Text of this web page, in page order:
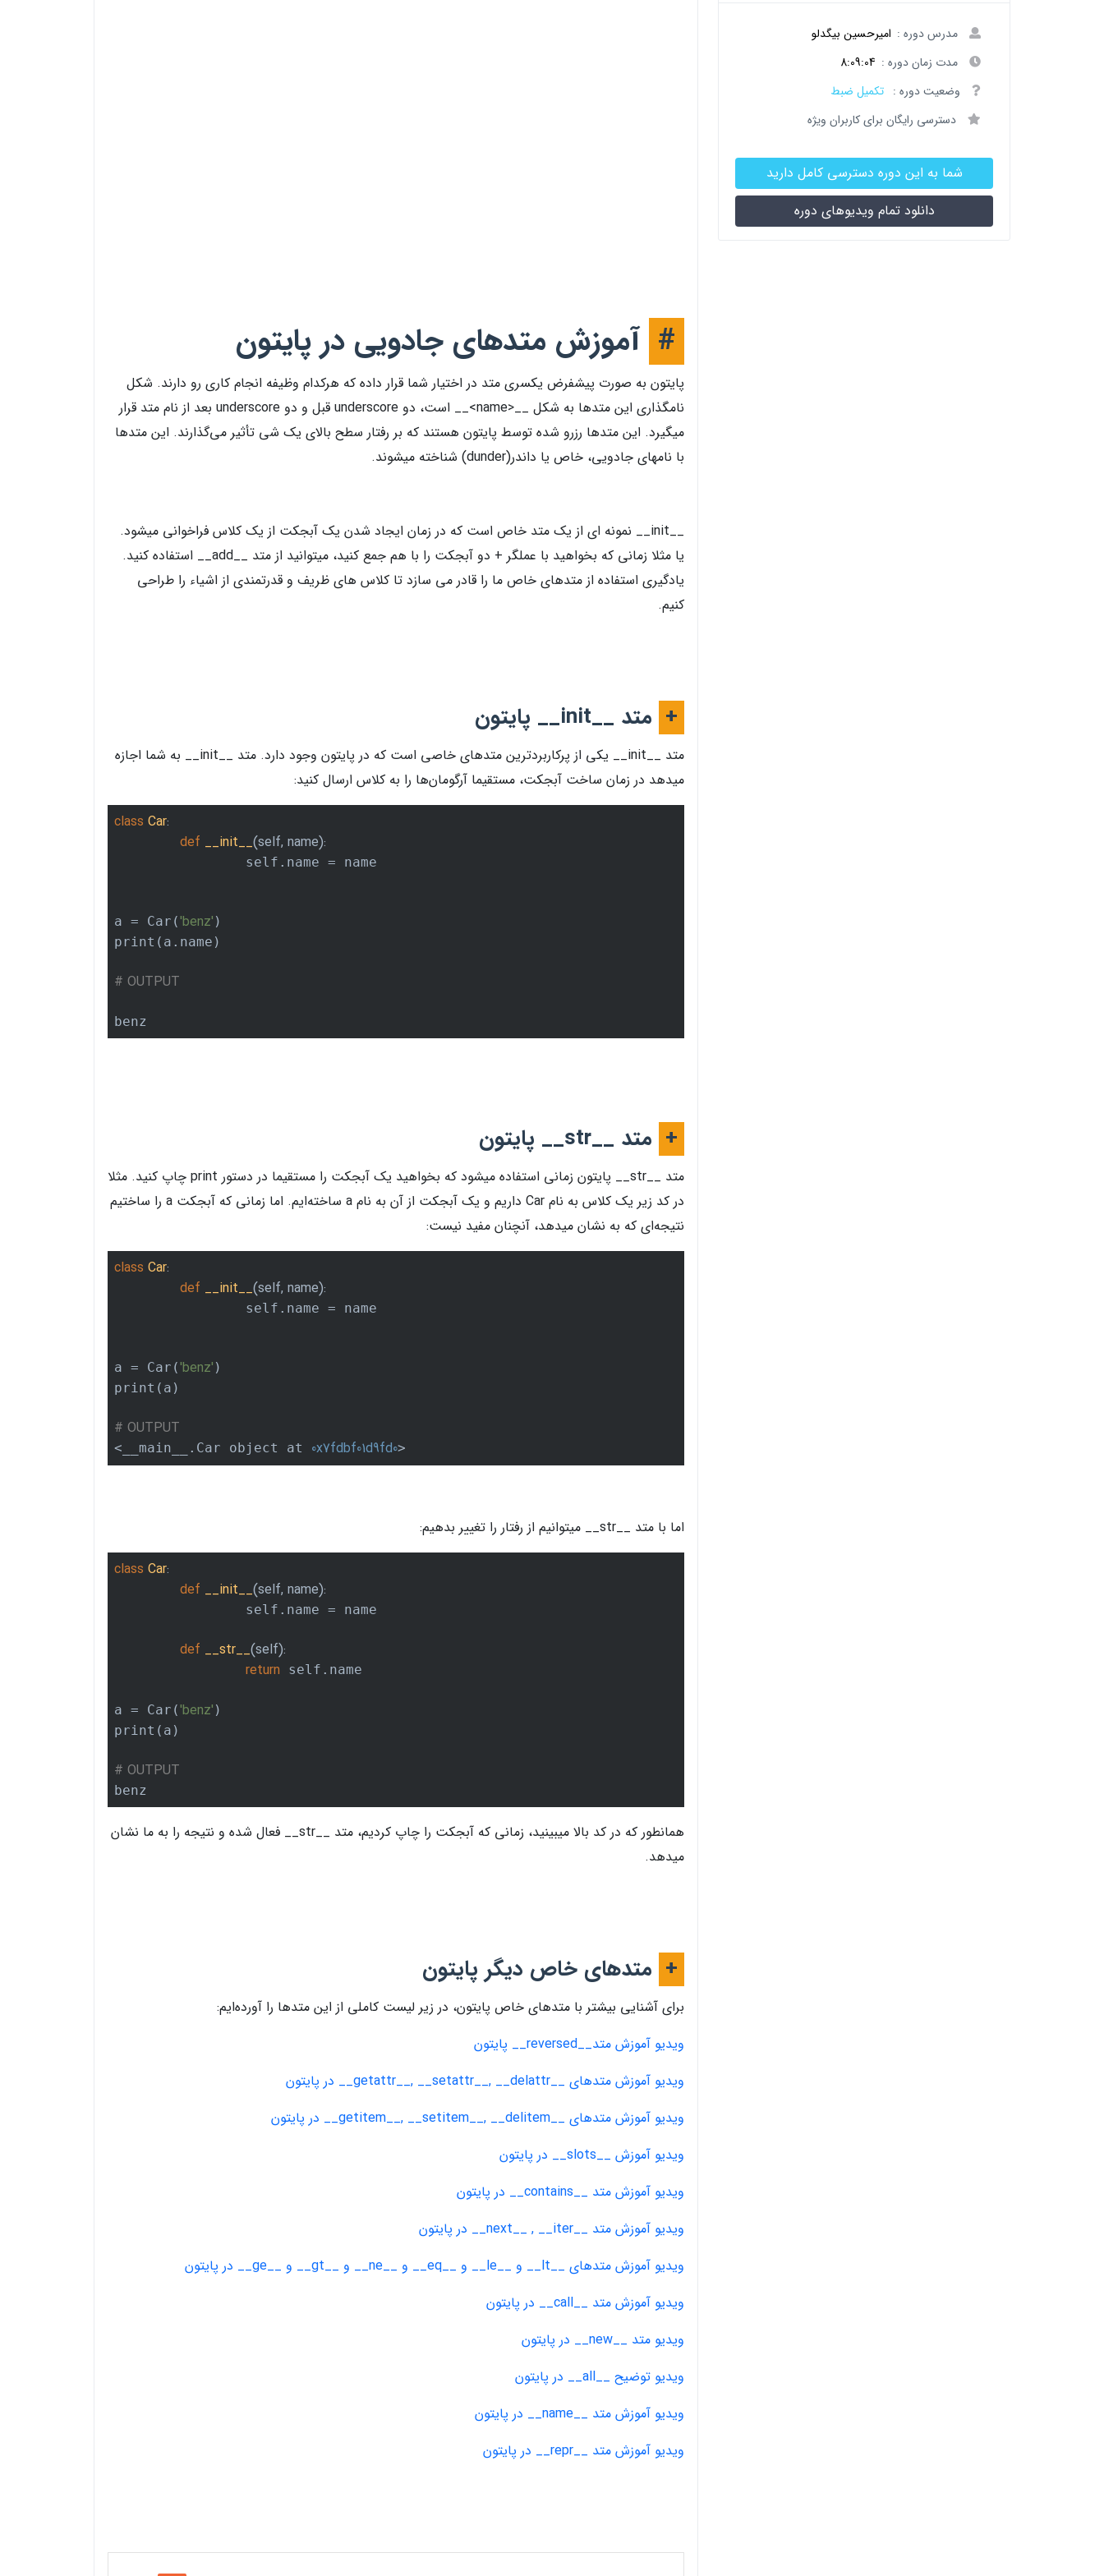
مدرس دوره : امیرحسین بیگدلو
مدت زمان دوره : 8:09:04
وضعیت دوره : تکمیل ضبط
دسترسی رایگان برای کاربران ویژه
شما به این دوره دسترسی کامل دارید
دانلود تمام ویدیوهای دوره
# آموزش متدهای جادویی در پایتون
پایتون به صورت پیشفرض یکسری متد در اختیار شما قرار داده که هرکدام وظیفه انجام کاری رو دارند. شکل
نامگذاری این متدها به شکل __<name>__ است، دو underscore قبل و دو underscore بعد از نام متد قرار
میگیرد. این متدها رزرو شده توسط پایتون هستند که بر رفتار سطح بالای یک شی تأثیر می‌گذارند. این متدها
با نامهای جادویی، خاص یا داندر(dunder) شناخته میشوند.
__init__ نمونه ای از یک متد خاص است که در زمان ایجاد شدن یک آبجکت از یک کلاس فراخوانی میشود.
یا مثلا زمانی که بخواهید با عملگر + دو آبجکت را با هم جمع کنید،‌ میتوانید از متد __add__ استفاده کنید.
یادگیری استفاده از متدهای خاص ما را قادر می سازد تا کلاس های ظریف و قدرتمندی از اشیاء را طراحی
کنیم.
+ متد __init__ پایتون
متد __init__ یکی از پرکاربردترین متدهای خاصی است که در پایتون وجود دارد. متد __init__ به شما اجازه
میدهد در زمان ساخت آبجکت، مستقیما آرگومان‌ها را به کلاس‌ ارسال کنید:
class Car:
def __init__(self, name):
a = Car('benz' )
print(a.name)
# OUTPUT
benz
+ متد __str__ پایتون
متد __str__ پایتون زمانی استفاده میشود که بخواهید یک آبجکت را مستقیما در دستور print چاپ کنید. مثلا
در کد زیر یک کلاس به نام Car داریم و یک آبجکت از آن به نام a ساخته‌ایم. اما زمانی که آبجکت a را ساختیم
نتیجه‌ای که به نشان میدهد، آنچنان مفید نیست:
class Car:
def __init__(self, name):
a = Car('benz' )
print(a)
# OUTPUT
<__main__.Car object at 0x7fdbf01d9fd0
اما با متد __str__ میتوانیم از رفتار را تغییر بدهیم:
class Car:
def __init__(self, name):
def __str__(self):
return self.name
a = Car('benz' )
print(a)
# OUTPUT
benz
همانطور که در کد بالا میبینید، زمانی که آبجکت را چاپ کردیم، متد __str__ فعال شده و نتیجه را به ما نشان
میدهد.
+ متدهای خاص دیگر پایتون
برای آشنایی بیشتر با متدهای خاص پایتون، در زیر لیست کاملی از این متدها را آورده‌ایم:
ویدیو آموزش متد__reversed__ پایتون
ویدیو آموزش متدهای __getattr__, __setattr__, __delattr__ در پایتون
ویدیو آموزش متدهای __getitem__, __setitem__, __delitem__ در پایتون
ویدیو آموزش __slots__ در پایتون
ویدیو آموزش متد __contains__ در پایتون
ویدیو آموزش متد __next__ , __iter__ در پایتون
ویدیو آموزش متدهای __lt__ و __le__ و __eq__ و __ne__ و __gt__ و __ge__ در پایتون
ویدیو آموزش متد __call__ در پایتون
ویدیو متد __new__ در پایتون
ویدیو توضیح __all__ در پایتون
ویدیو آموزش متد __name__ در پایتون
ویدیو آموزش متد __repr__ در پایتون